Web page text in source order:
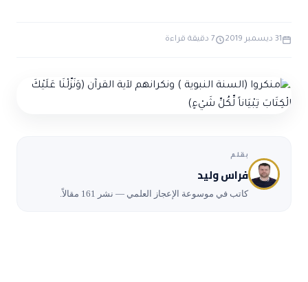
31 ديسمبر 2019 7 دقيقة قراءة
بقلم
فراس وليد
كاتب في موسوعة الإعجاز العلمي — نشر 161 مقالاً.